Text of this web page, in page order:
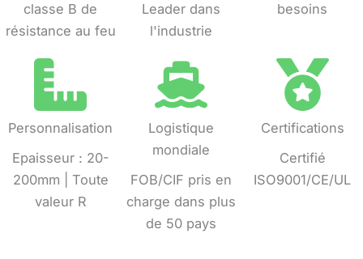
classe B de
résistance au feu
Leader dans
l'industrie
besoins
Personnalisation
Epaisseur : 20-
200mm | Toute
valeur R
Logistique
mondiale
FOB/CIF pris en
charge dans plus
de 50 pays
Certifications
Certifié
ISO9001/CE/UL